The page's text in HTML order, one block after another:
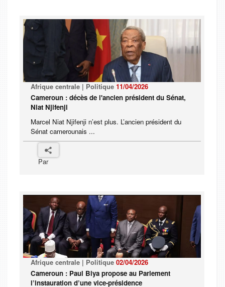
Afrique centrale | Politique 11/04/2026
Cameroun : décès de l'ancien président du Sénat,
Niat Njifenji
Marcel Niat Njifenji n’est plus. L’ancien président du
Sénat camerounais ...
Par
Afrique centrale | Politique 02/04/2026
Cameroun : Paul Biya propose au Parlement
l’instauration d’une vice-présidence